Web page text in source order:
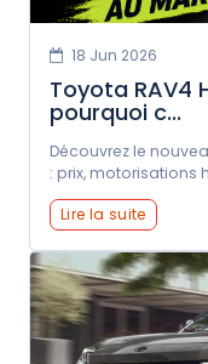
18 Jun 2026
Toyota RAV4
pourquoi c...
Découvrez le
: prix, motorisations
Lire la suite